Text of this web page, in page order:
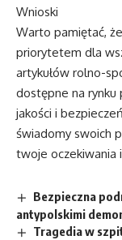
Wnioski
Warto pamiętać,
priorytetem dla
artykułów rolno-
dostępne na rynku
jakości i
świadomy swoich
twoje oczekiwania
Bezpieczna
antypolskimi
Tragedia w